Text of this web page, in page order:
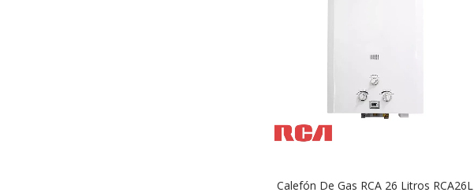
AÑADIR AL CARRITO
Calefón De Gas RCA 26 Litros RCA26L